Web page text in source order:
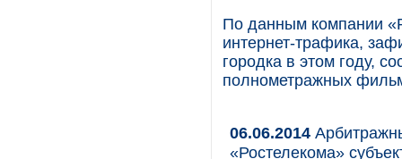
По данным компании
интернет-трафика,
городка в этом году,
полнометражных
06.06.2014
«Ростелекома»